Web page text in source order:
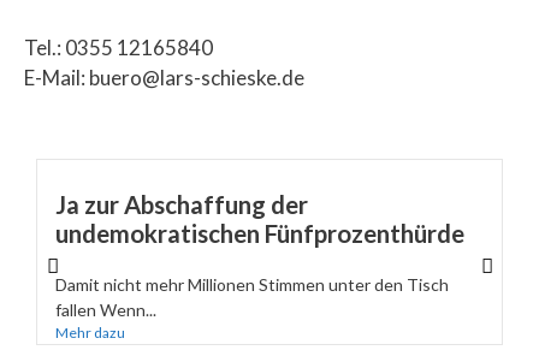
Tel.: 0355 12165840
E-Mail: buero@lars-schieske.de
Ja zur Abschaffung der
undemokratischen Fünfprozenthürde
Damit nicht mehr Millionen Stimmen unter den Tisch
fallen Wenn...
Mehr dazu